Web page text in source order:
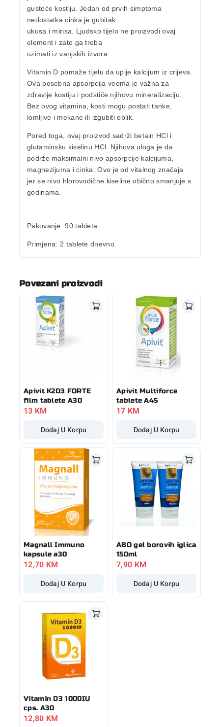
gustoće kostiju. Jedan od prvih simptoma
nedostatka cinka je gubitak
ukusa i mirisa. Ljudsko tijelo ne proizvodi ovaj
element i zato ga treba
uzimati iz vanjskih izvora.
Vitamin D pomaže tijelu da upije kalcijum iz crijeva.
Ova posebna apsorpcija veoma je važna za
zdravlje kostiju i podstiče njihovu mineralizaciju
Bez ovog vitamina, kosti mogu postati tanke,
lomljive i mekane ili izgubiti oblik.
Pored toga, ovaj proizvod sadrži betain HCl i
glutaminsku kiselinu HCl. Njihova uloga je da
podrže maksimalni nivo apsorpcije kalcijuma,
magnezijuma i cinka.Ovo je od vitalnog značaja
jer se nivo hlorovodične kiseline obično smanjuje s
godinama.
Pakovanje: 90 tableta
Primjena: 2 tablete dnevno.
Povezani proizvodi
Apivit K2D3 FORTE
film tablete A30
13 KM
Dodaj U Korpu
Apivit Multiforce
tablete A45
17 KM
Dodaj U Korpu
Magnall Immuno
kapsule a30
12,70 KM
Dodaj U Korpu
ABO gel borovih iglica
150ml
7,90 KM
Dodaj U Korpu
Vitamin D3 1000IU
cps. A30
12,80 KM